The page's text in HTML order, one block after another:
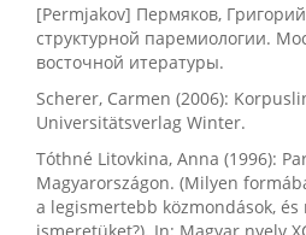
[Permjakov] Пермяков,
структурной паремиологии.
восточной итературы.
Scherer, Carmen (2006):
Universitätsverlag Winter.
Tóthné Litovkina, Anna (1996):
Magyarországon. (Milyen
a legismertebb közmondások,
ismeretüket?). In: Magyar nyelv